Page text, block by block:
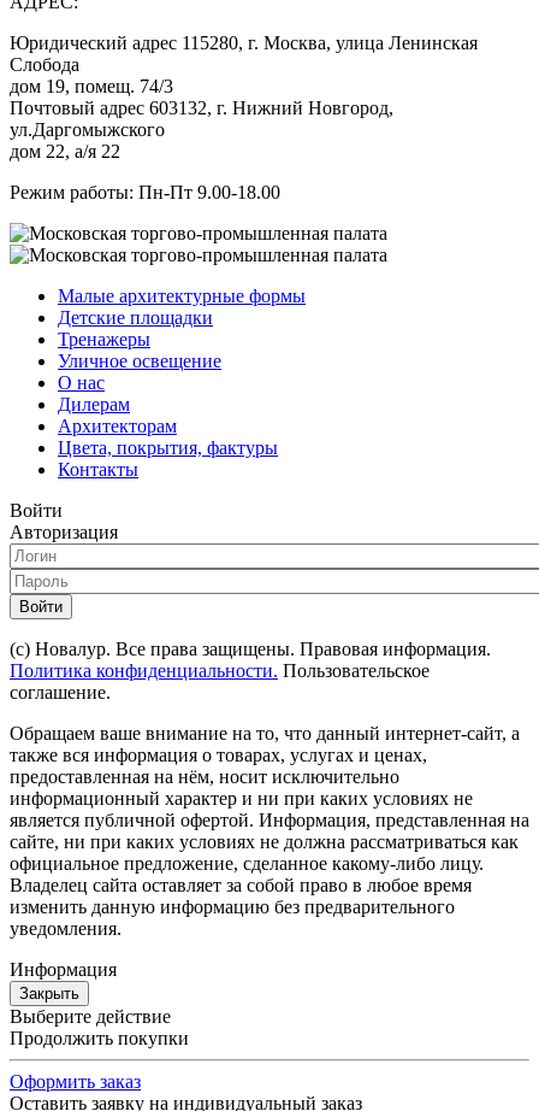
Юридический адрес 115280, г. Москва, улица Ленинская
Слобода
дом 19, помещ. 74/3
Почтовый адрес 603132, г. Нижний Новгород,
ул.Даргомыжского
дом 22, а/я 22
Режим работы: Пн-Пт 9.00-18.00
Малые архитектурные формы
Детские площадки
Тренажеры
Уличное освещение
О нас
Дилерам
Архитекторам
Цвета, покрытия, фактуры
Контакты
Войти
Авторизация
Войти
(с) Новалур. Все права защищены. Правовая информация.
Политика конфиденциальности. Пользовательское
соглашение.
Обращаем ваше внимание на то, что данный интернет-сайт, а
также вся информация о товарах, услугах и ценах,
предоставленная на нём, носит исключительно
информационный характер и ни при каких условиях не
является публичной офертой. Информация, представленная на
сайте, ни при каких условиях не должна рассматриваться как
официальное предложение, сделанное какому-либо лицу.
Владелец сайта оставляет за собой право в любое время
изменить данную информацию без предварительного
уведомления.
Информация
Закрыть
Выберите действие
Продолжить покупки
Оформить заказ
Оставить заявку на индивидуальный заказ